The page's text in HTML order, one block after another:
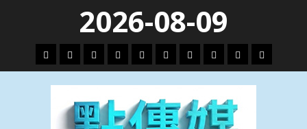
content
2026-08-09
頭
條
財
經
地
方.
會
文
教.
技
專
題
娛
樂
劇
政
治
國
際
運
動
生
活